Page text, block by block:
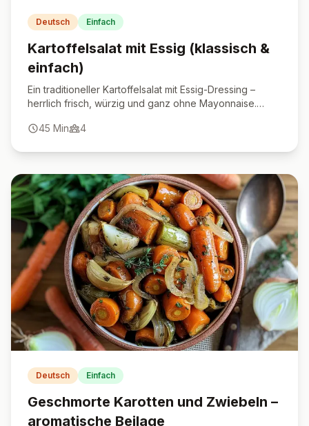
Deutsch Einfach
Kartoffelsalat mit Essig (klassisch &
einfach)
Ein traditioneller Kartoffelsalat mit Essig-Dressing –
herrlich frisch, würzig und ganz ohne Mayonnaise.
45 Min 4
Deutsch Einfach
Geschmorte Karotten und Zwiebeln –
aromatische Beilage